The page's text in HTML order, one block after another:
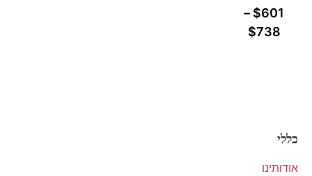
$601
–
$738
כללי
אודותינו